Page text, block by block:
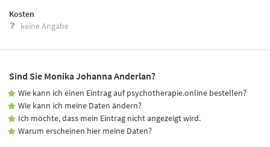
Kosten
keine Angabe
Sind Sie Monika Johanna Anderlan?
Wie kann ich einen Eintrag auf psychotherapie.online bestellen?
Wie kann ich meine Daten ändern?
Ich möchte, dass mein Eintrag nicht angezeigt wird.
Warum erscheinen hier meine Daten?